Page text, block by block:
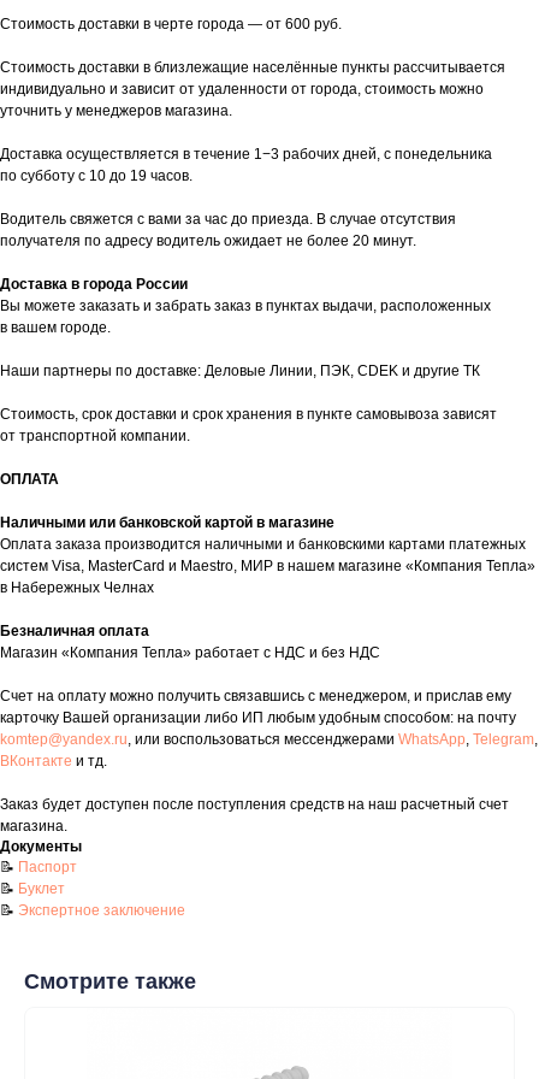
Стоимость доставки в черте города — от 600 руб.
Стоимость доставки в близлежащие населённые пункты рассчитывается
индивидуально и зависит от удаленности от города, стоимость можно
уточнить у менеджеров магазина.
Доставка осуществляется в течение 1−3 рабочих дней, с понедельника
по субботу с 10 до 19 часов.
Водитель свяжется с вами за час до приезда. В случае отсутствия
получателя по адресу водитель ожидает не более 20 минут.
Доставка в города России
Вы можете заказать и забрать заказ в пунктах выдачи, расположенных
в вашем городе.
Наши партнеры по доставке: Деловые Линии, ПЭК, CDEK и другие ТК
Стоимость, срок доставки и срок хранения в пункте самовывоза зависят
от транспортной компании.
ОПЛАТА
Наличными или банковской картой в магазине
Оплата заказа производится наличными и банковскими картами платежных
систем Visa, MasterCard и Maestro, МИР в нашем магазине «Компания Тепла»
в Набережных Челнах
Безналичная оплата
Магазин «Компания Тепла» работает с НДС и без НДС
Счет на оплату можно получить связавшись с менеджером, и прислав ему
карточку Вашей организации либо ИП любым удобным способом: на почту
komtep@yandex.ru, или воспользоваться мессенджерами WhatsApp, Telegram,
ВКонтакте и тд.
Заказ будет доступен после поступления средств на наш расчетный счет
магазина.
Документы
📝 Паспорт
📝 Буклет
📝 Экспертное заключение
Смотрите также
Контакты
+7 (8552) 78-33-11
Заказать звонок
Каталог